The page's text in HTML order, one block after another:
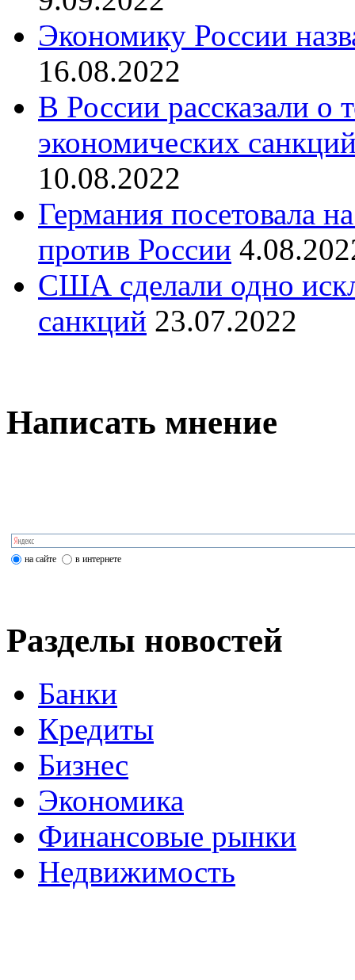
Экономику России
16.08.2022
В России рассказали о
экономических
10.08.2022
Германия посетовала
против России
США сделали одно
санкций 23.07.2022
Написать мнение
на сайте в интернете
Разделы новостей
Банки
Кредиты
Бизнес
Экономика
Финансовые рынки
Недвижимость